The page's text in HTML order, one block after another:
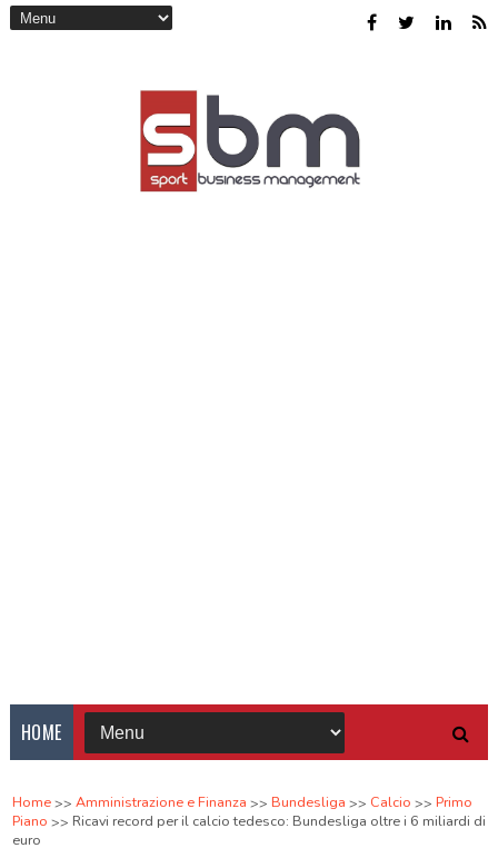
HOME
Home Amministrazione e Finanza Bundesliga Calcio
Primo
Piano
Ricavi record per il calcio tedesco: Bundesliga oltre i 6 miliardi di
euro